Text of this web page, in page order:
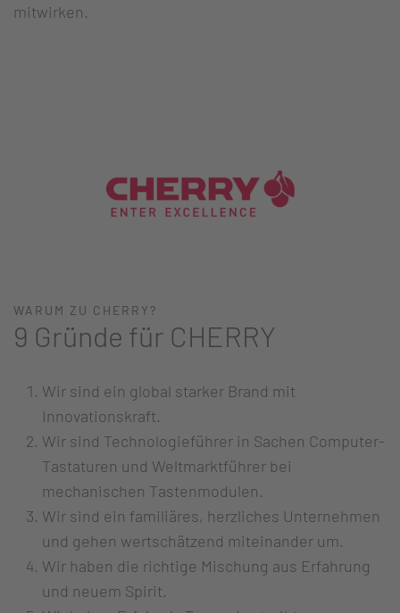
mitwirken.
WARUM ZU CHERRY?
9 Gründe für CHERRY
Wir sind ein global starker Brand mit
Innovationskraft.
Wir sind Technologieführer in Sachen Computer-
Tastaturen und Weltmarktführer bei
mechanischen Tastenmodulen.
Wir sind ein familiäres, herzliches Unternehmen
und gehen wertschätzend miteinander um.
Wir haben die richtige Mischung aus Erfahrung
und neuem Spirit.